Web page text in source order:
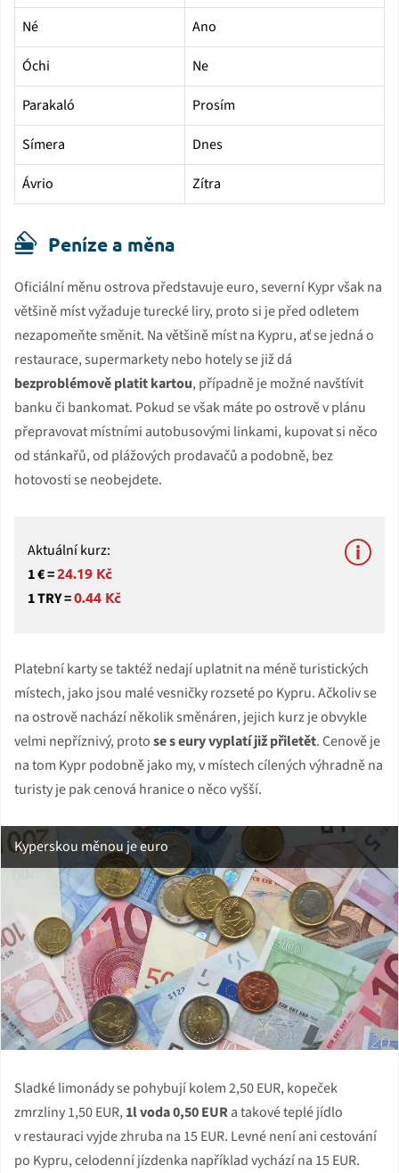
Né
Ano
Óchi
Ne
Parakaló
Prosím
Símera
Dnes
Ávrio
Zítra
Peníze a měna
Oficiální měnu ostrova představuje euro, severní Kypr však na
většině míst vyžaduje turecké liry, proto si je před odletem
nezapomeňte směnit. Na většině míst na Kypru, ať se jedná o
restaurace, supermarkety nebo hotely se již dá
bezproblémově platit kartou, případně je možné navštívit
banku či bankomat. Pokud se však máte po ostrově v plánu
přepravovat místními autobusovými linkami, kupovat si něco
od stánkařů, od plážových prodavačů a podobně, bez
hotovosti se neobejdete.
Aktuální kurz:
1 € =24.19 Kč
1 TRY =0.44 Kč
Platební karty se taktéž nedají uplatnit na méně turistických
místech, jako jsou malé vesničky rozseté po Kypru. Ačkoliv se
na ostrově nachází několik směnáren, jejich kurz je obvykle
velmi nepříznivý, protose s eury vyplatí již přiletět. Cenově je
na tom Kypr podobně jako my, v místech cílených výhradně na
turisty je pak cenová hranice o něco vyšší.
Kyperskou měnou je euro
Sladké limonády se pohybují kolem 2,50 EUR, kopeček
zmrzliny 1,50 EUR, 1l voda 0,50 EURa takové teplé jídlo
v restauraci vyjde zhruba na 15 EUR. Levné není ani cestování
po Kypru, celodenní jízdenka například vychází na 15 EUR.